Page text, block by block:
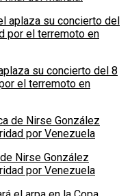
su concierto del 8
el terremoto en
Nirse González
por Venezuela